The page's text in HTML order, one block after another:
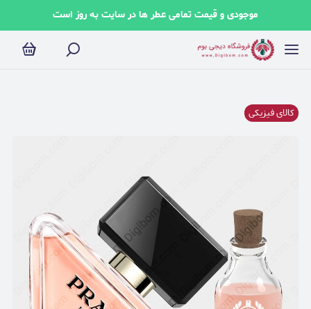
موجودی و قیمت تمامی عطر ها در سایت به روز است
کالای فیزیکی